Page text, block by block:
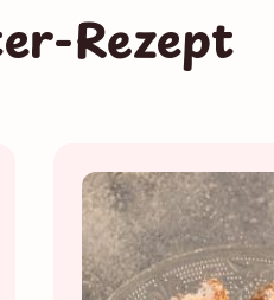
Rezept